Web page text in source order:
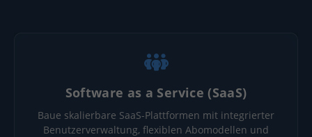
Software as a Service (SaaS)
Baue skalierbare SaaS-Plattformen mit integrierter
Benutzerverwaltung, flexiblen Abomodellen und